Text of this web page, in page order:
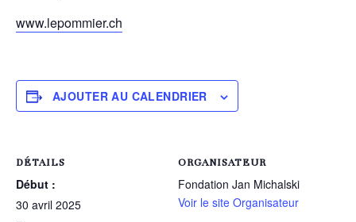
www.lepommier.ch
AJOUTER AU CALENDRIER
DÉTAILS
Début :
30 avril 2025
ORGANISATEUR
Fondation Jan Michalski
Voir le site Organisateur